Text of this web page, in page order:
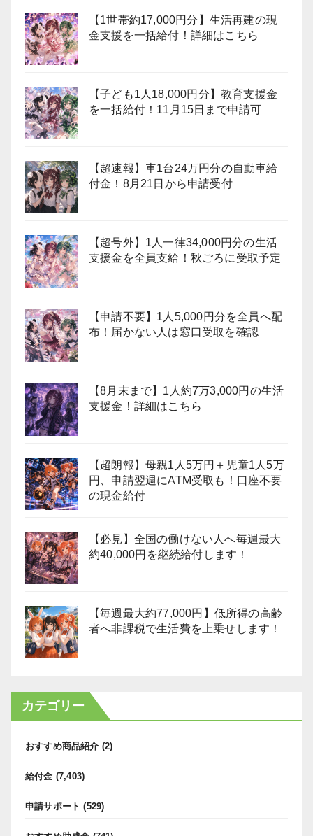
【1世帯約17,000円分】生活再建の現
金支援を一括給付！詳細はこちら
【子ども1人18,000円分】教育支援金
を一括給付！11月15日まで申請可
【超速報】車1台24万円分の自動車給
付金！8月21日から申請受付
【超号外】1人一律34,000円分の生活
支援金を全員支給！秋ごろに受取予定
【申請不要】1人5,000円分を全員へ配
布！届かない人は窓口受取を確認
【8月末まで】1人約7万3,000円の生活
支援金！詳細はこちら
【超朗報】母親1人5万円＋児童1人5万
円、申請翌週にATM受取も！口座不要
の現金給付
【必見】全国の働けない人へ毎週最大
約40,000円を継続給付します！
【毎週最大約77,000円】低所得の高齢
者へ非課税で生活費を上乗せします！
カテゴリー
おすすめ商品紹介 (2)
給付金 (7,403)
申請サポート (529)